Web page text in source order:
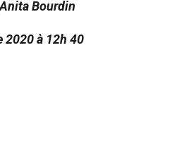
Bourdin
2020 à 12h 40